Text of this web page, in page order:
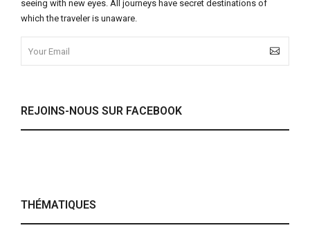
seeing with new eyes. All journeys have secret destinations of
which the traveler is unaware.
REJOINS-NOUS SUR FACEBOOK
THÉMATIQUES